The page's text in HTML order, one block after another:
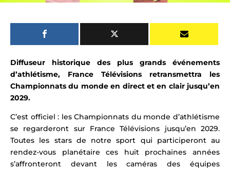
Diffuseur historique des plus grands événements
d’athlétisme, France Télévisions retransmettra les
Championnats du monde en direct et en clair jusqu’en
2029.
C’est officiel : les Championnats du monde d’athlétisme
se regarderont sur France Télévisions jusqu’en 2029.
Toutes les stars de notre sport qui participeront au
rendez-vous planétaire ces huit prochaines années
s’affronteront devant lescaméras des équipes